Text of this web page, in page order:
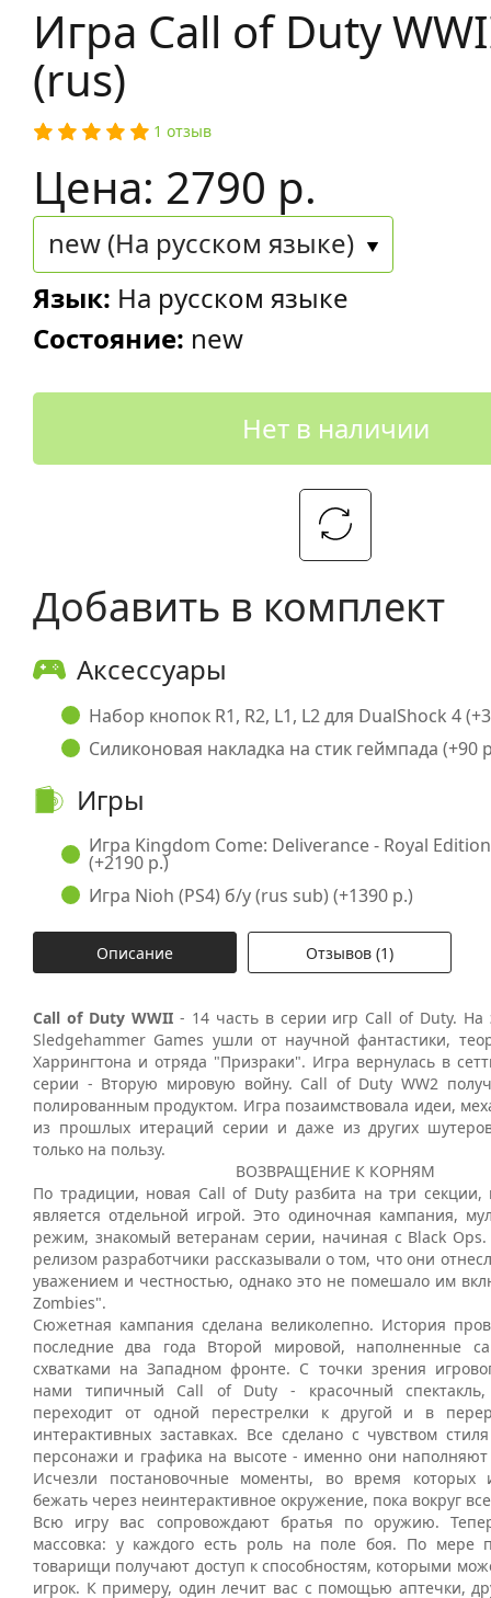
Игра Call of Duty
(rus)
1 отзыв
Цена: 2790 р.
new (На русском языке)
Язык: На русском языке
Состояние: new
Нет в наличии
Добавить в комплект
Аксессуары
Набор кнопок R1, R2, L1, L2 для DualShock 4
Силиконовая накладка на стик геймпада (+90
Игры
Игра Kingdom Come: Deliverance - Royal
(+2190 р.)
Игра Nioh (PS4) б/у (rus sub) (+1390 р.)
Описание Отзывов (1)
Call of Duty WWII- 14 часть в серии игр Call of Duty. На
Sledgehammer Games ушли от научной фантастики,
Харрингтона и отряда "Призраки". Игра вернулась в
серии - Вторую мировую войну. Call of Duty WW2
полированным продуктом. Игра позаимствовала идеи,
из прошлых итераций серии и даже из других
только на пользу.
ВОЗВРАЩЕНИЕ К КОРНЯМ
По традиции, новая Call of Duty разбита на три секции,
является отдельной игрой. Это одиночная кампания,
режим, знакомый ветеранам серии, начиная с Black
релизом разработчики рассказывали о том, что они
уважением и честностью, однако это не помешало им
Zombies".
Сюжетная кампания сделана великолепно. История
последние два года Второй мировой, наполненные
схватками на Западном фронте. С точки зрения
нами типичный Call of Duty - красочный
переходит от одной перестрелки к другой и в
интерактивных заставках. Все сделано с чувством
персонажи и графика на высоте - именно они
Исчезли постановочные моменты, во время которых
бежать через неинтерактивное окружение, пока вокруг
Всю игру вас сопровождают братья по оружию.
массовка: у каждого есть роль на поле боя. По мере
товарищи получают доступ к способностям, которыми
игрок. К примеру, один лечит вас с помощью аптечки,